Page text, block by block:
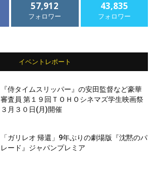
57,912
フォロワー
43,835
フォロワー
イベントレポート
『侍タイムスリッパー』の安田監督など豪華
審査員 第１９回ＴＯＨＯシネマズ学生映画祭
３月３０日(月)開催
「ガリレオ 帰還」9年ぶりの劇場版『沈黙のパ
レード』ジャパンプレミア